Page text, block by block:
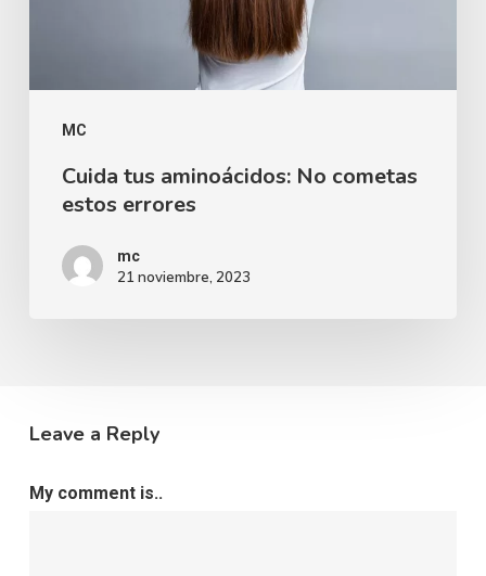
MC
Cuida tus aminoácidos: No cometas
estos errores
mc
21 noviembre, 2023
Leave a Reply
My comment is..